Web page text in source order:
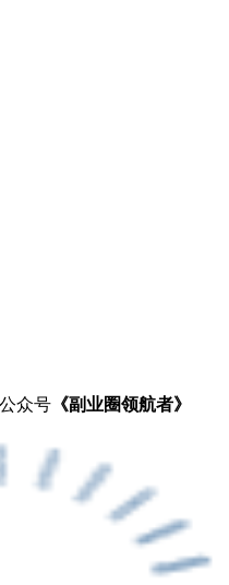
众号 《副业圈领航者》